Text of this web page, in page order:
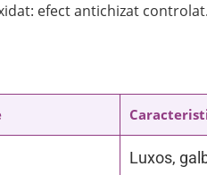
efect antichizat controlat.
Luxos,